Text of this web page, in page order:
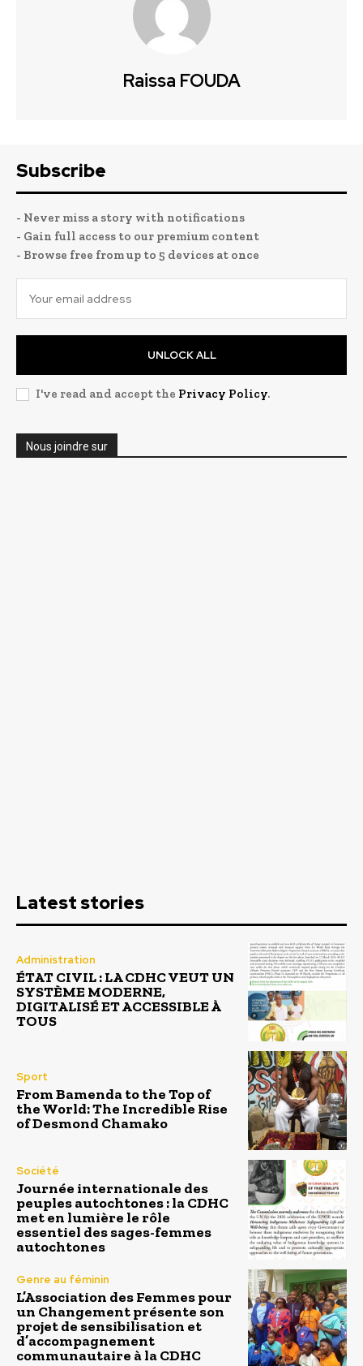
Raissa FOUDA
Subscribe
- Never miss a story with notifications
- Gain full access to our premium content
- Browse free from up to 5 devices at once
UNLOCK ALL
I've read and accept the Privacy Policy.
Nous joindre sur
Latest stories
Administration
ÉTAT CIVIL : LA CDHC VEUT UN
SYSTÈME MODERNE,
DIGITALISÉ ET ACCESSIBLE À
TOUS
Sport
From Bamenda to the Top of
the World: The Incredible Rise
of Desmond Chamako
Société
Journée internationale des
peuples autochtones : la CDHC
met en lumière le rôle
essentiel des sages-femmes
autochtones
Genre au féminin
L’Association des Femmes pour
un Changement présente son
projet de sensibilisation et
d’accompagnement
communautaire à la CDHC